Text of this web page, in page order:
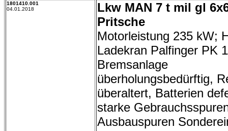
1801410.001
04.01.2018
Lkw MAN 7 t mil gl
Pritsche
Motorleistung 235 kW;
Ladekran Palfinger PK
Bremsanlage
überholungsbedürftig,
überaltert, Batterien
starke
Ausbauspuren